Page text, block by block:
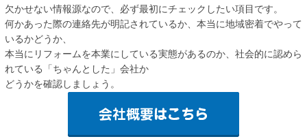
欠かせない情報源なので、必ず最初にチェックしたい項目です。
何かあった際の連絡先が明記されているか、本当に地域密着でやって
いるかどうか、
本当にリフォームを本業にしている実態があるのか、社会的に認めら
れている「ちゃんとした」会社か
どうかを確認しましょう。